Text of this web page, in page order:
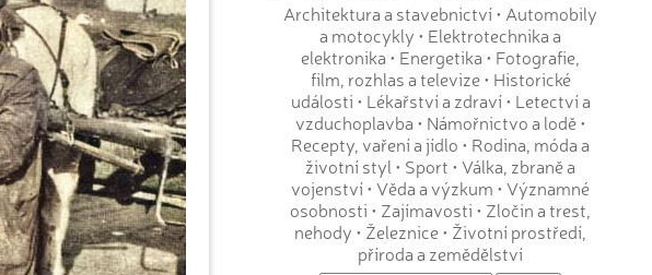
Architektura a stavebnictví• Automobily
a motocykly • Elektrotechnika a
elektronika • Energetika • Fotografie,
film, rozhlas a televize• Historické
události • Lékařství a zdraví• Letectví a
vzduchoplavba • Námořnictvo a lodě•
Recepty, vaření a jídlo • Rodina, móda a
životní styl • Sport • Válka, zbraně a
vojenství• Věda a výzkum • Významné
osobnosti • Zajímavosti • Zločin a trest,
nehody • Železnice• Životní prostředí,
příroda a zemědělství